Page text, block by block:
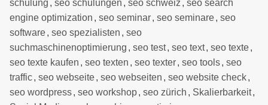
schulung , seo schulungen , seo schweiz , seo search
engine optimization , seo seminar, seo seminare, seo
software, seo spezialisten , seo
suchmaschinenoptimierung , seo test, seo text, seo texte,
seo texte kaufen , seo texten , seo texter, seo tools, seo
traffic, seo webseite, seo webseiten , seo website check,
seo wordpress, seo workshop, seo zürich , Skalierbarkeit,